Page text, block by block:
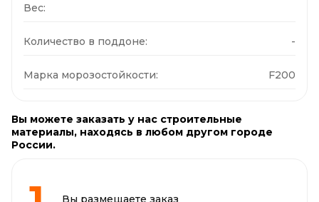
Вес:
Количество в поддоне: -
Марка морозостойкости: F200
Вы можете заказать у нас строительные
материалы, находясь в любом другом городе
России.
Вы размещаете заказ